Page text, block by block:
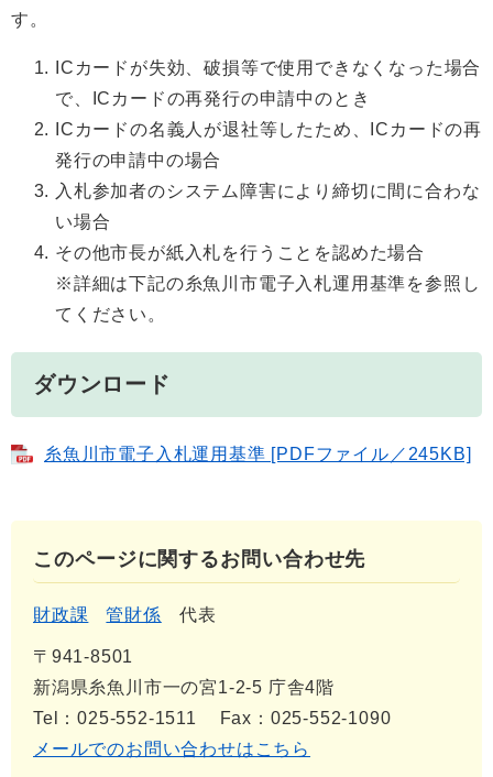
す。
ICカードが失効、破損等で使用できなくなった場合
で、ICカードの再発行の申請中のとき
ICカードの名義人が退社等したため、ICカードの再
発行の申請中の場合
入札参加者のシステム障害により締切に間に合わな
い場合
その他市長が紙入札を行うことを認めた場合
※詳細は下記の糸魚川市電子入札運用基準を参照し
てください。
ダウンロード
糸魚川市電子入札運用基準 [PDFファイル／245KB]
このページに関するお問い合わせ先
財政課 管財係 代表
〒941-8501
新潟県糸魚川市一の宮1-2-5 庁舎4階
Tel：025-552-1511
Fax：025-552-1090
メールでのお問い合わせはこちら